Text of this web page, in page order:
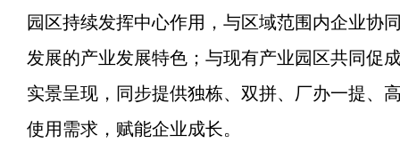
园区持续发挥中心作用，与区域范围内企业协
发展的产业发展特色；与现有产业园区共同促
实景呈现，同步提供独栋、双拼、厂办一提、
使用需求，赋能企业成长。